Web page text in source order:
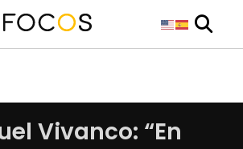
Vivanco: “En